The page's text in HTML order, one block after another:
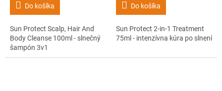
Do košíka
Sun Protect Scalp, Hair And
Body Cleanse 100ml - slnečný
šampón 3v1
Do košíka
Sun Protect 2-in-1 Treatment
75ml - intenzívna kúra po slnení